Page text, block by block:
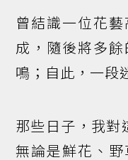
曾結識一位花
成，隨後將多
鳴；自此，一段
那些日子，我對
無論是鮮花、